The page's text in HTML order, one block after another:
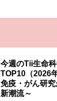
今週のTii生命
TOP10（2026
免疫・がん研
新潮流～